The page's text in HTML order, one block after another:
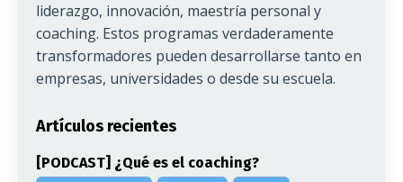
liderazgo, innovación, maestría personal y
coaching. Estos programas verdaderamente
transformadores pueden desarrollarse tanto en
empresas, universidades o desde su escuela.
Artículos recientes
[PODCAST] ¿Qué es el coaching?